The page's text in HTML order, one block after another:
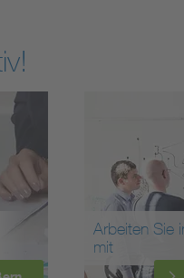
Arbeiten Sie
mit